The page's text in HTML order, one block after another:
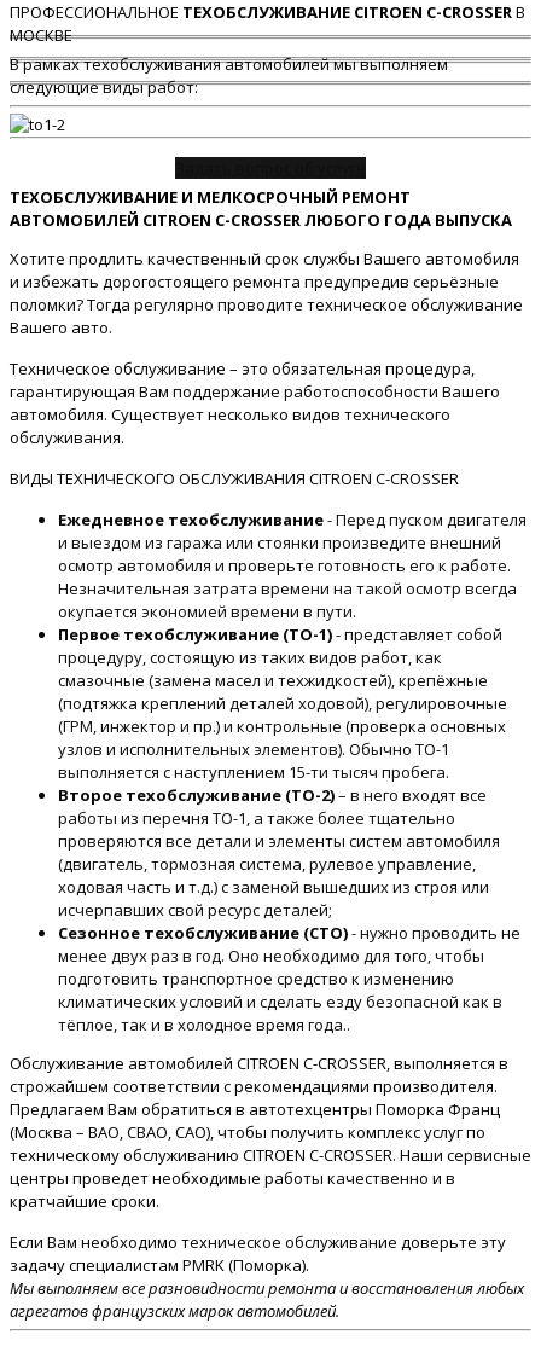
ПРОФЕССИОНАЛЬНОЕ ТЕХОБСЛУЖИВАНИЕ CITROEN C-CROSSERВ
МОСКВЕ
В рамках техобслуживания автомобилей мы выполняем
следующие виды работ:
ТЕХОБСЛУЖИВАНИЕ И МЕЛКОСРОЧНЫЙ РЕМОНТ
АВТОМОБИЛЕЙ CITROEN C-CROSSER ЛЮБОГО ГОДА ВЫПУСКА
Хотите продлить качественный срок службы Вашего автомобиля
и избежать дорогостоящего ремонта предупредив серьёзные
поломки? Тогда регулярно проводите техническое обслуживание
Вашего авто.
Техническое обслуживание – это обязательная процедура,
гарантирующая Вам поддержание работоспособности Вашего
автомобиля. Существует несколько видов технического
обслуживания.
ВИДЫ ТЕХНИЧЕСКОГО ОБСЛУЖИВАНИЯ CITROEN C-CROSSER
Ежедневное техобслуживание- Перед пуском двигателя
и выездом из гаража или стоянки произведите внешний
осмотр автомобиля и проверьте готовность его к работе.
Незначительная затрата времени на такой осмотр всегда
окупается экономией времени в пути.
Первое техобслуживание (ТО-1)- представляет собой
процедуру, состоящую из таких видов работ, как
смазочные (замена масел и техжидкостей), крепёжные
(подтяжка креплений деталей ходовой), регулировочные
(ГРМ, инжектор и пр.) и контрольные (проверка основных
узлов и исполнительных элементов). Обычно ТО-1
выполняется с наступлением 15-ти тысяч пробега.
Второе техобслуживание (ТО-2)– в него входят все
работы из перечня ТО-1, а также более тщательно
проверяются все детали и элементы систем автомобиля
(двигатель, тормозная система, рулевое управление,
ходовая часть и т.д.) с заменой вышедших из строя или
исчерпавших свой ресурс деталей;
Сезонное техобслуживание (СТО)- нужно проводить не
менее двух раз в год. Оно необходимо для того, чтобы
подготовить транспортное средство к изменению
климатических условий и сделать езду безопасной как в
тёплое, так и в холодное время года..
Обслуживание автомобилей CITROEN C-CROSSER, выполняется в
строжайшем соответствии с рекомендациями производителя.
Предлагаем Вам обратиться в автотехцентры Поморка Франц
(Москва – ВАО, СВАО, САО), чтобы получить комплекс услуг по
техническому обслуживанию CITROEN C-CROSSER. Наши сервисные
центры проведет необходимые работы качественно и в
кратчайшие сроки.
Если Вам необходимо техническое обслуживание доверьте эту
задачу специалистам PMRK (Поморка).
Мы выполняем все разновидности ремонта и восстановления любых
агрегатов французских марок автомобилей.